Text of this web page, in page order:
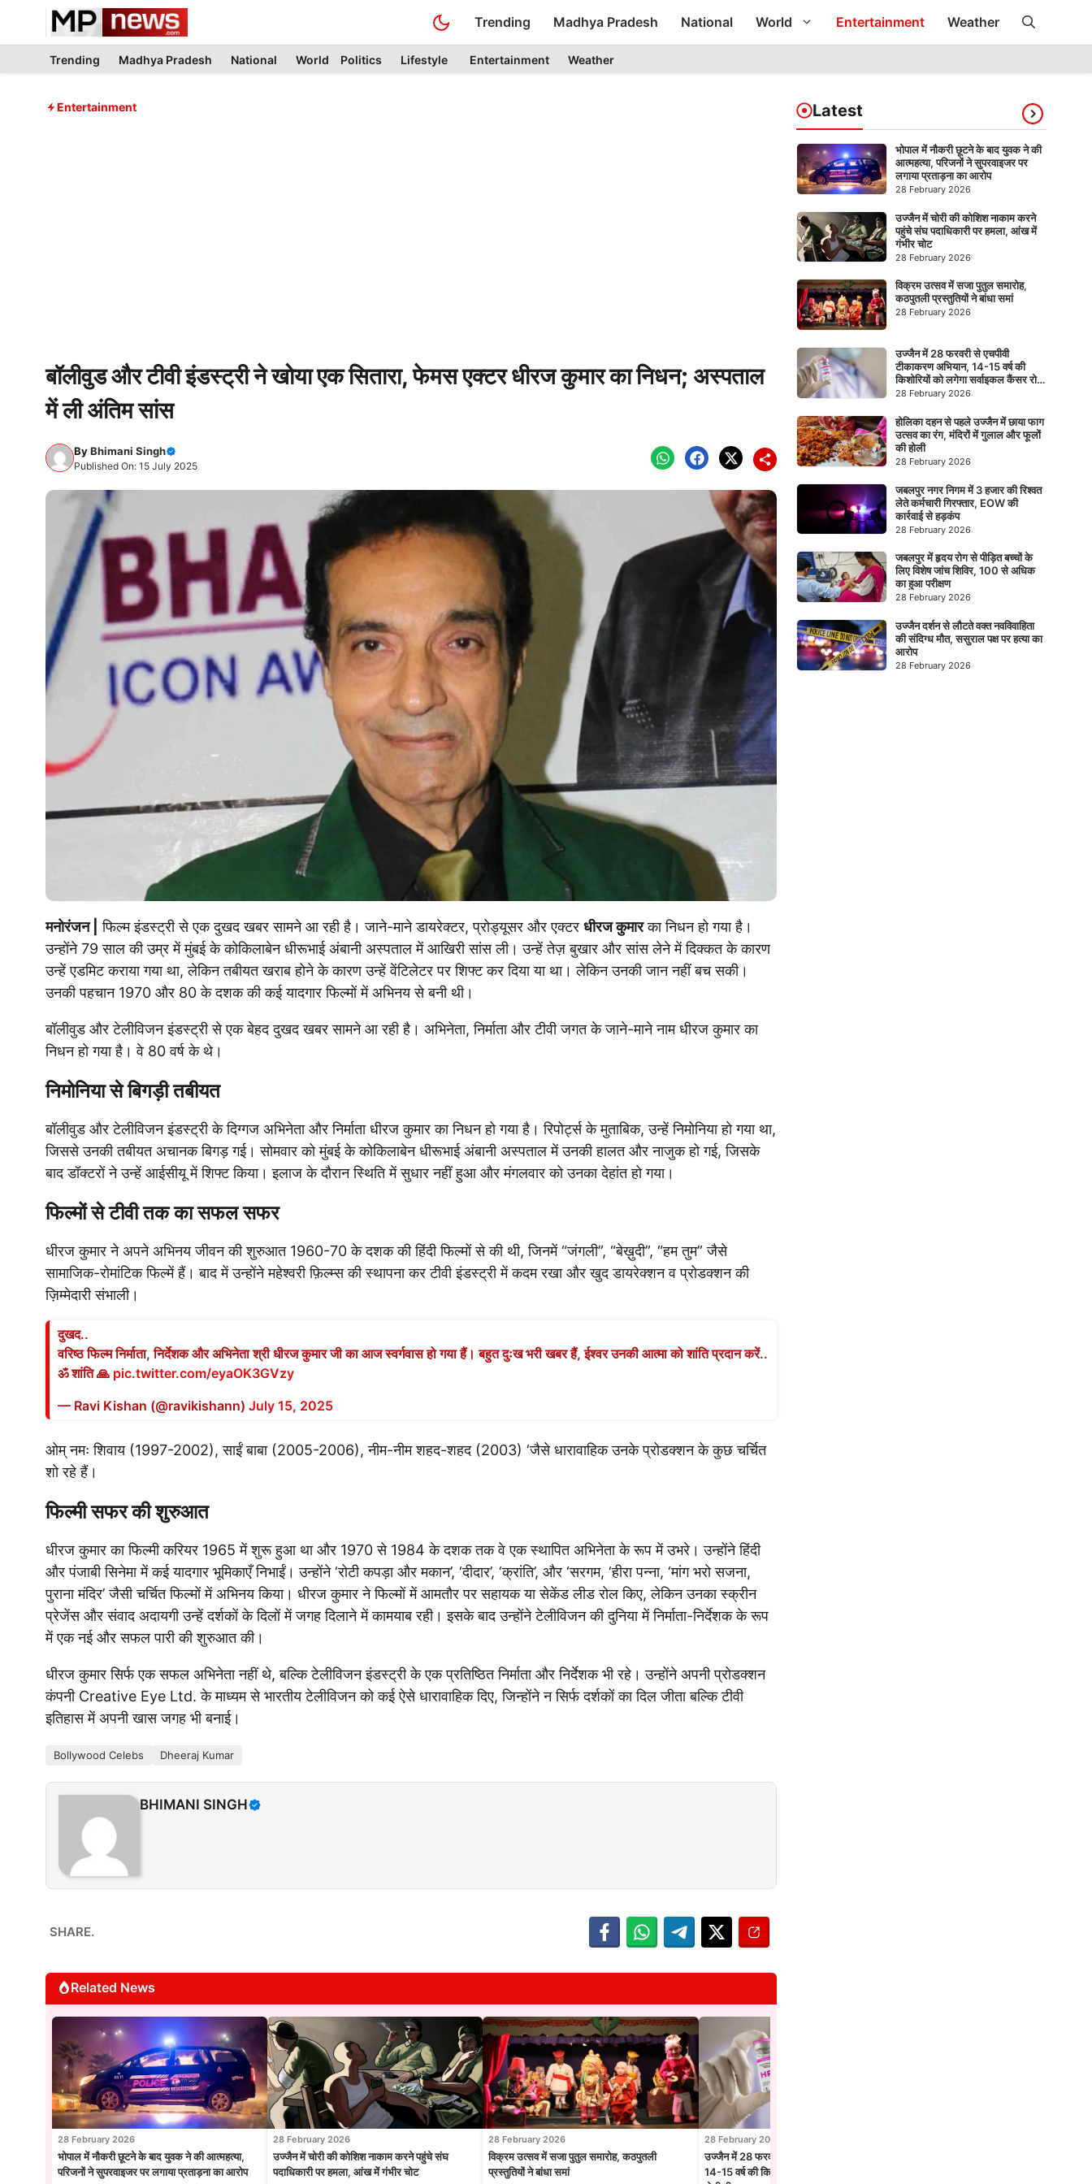
content
Trending Madhya Pradesh National World Entertainment Weather
Trending Madhya Pradesh National World Politics Lifestyle Entertainment Weather
Entertainment
बॉलीवुड और टीवी इंडस्ट्री ने खोया एक सितारा, फेमस एक्टर धीरज कुमार का निधन; अस्पताल
में ली अंतिम सांस
ByBhimani Singh
Published On: 15 July 2025
मनोरंजन | फिल्म इंडस्ट्री से एक दुखद खबर सामने आ रही है। जाने-माने डायरेक्टर, प्रोड्यूसर और एक्टर धीरज कुमारका निधन हो गया है।
उन्होंने 79 साल की उम्र में मुंबई के कोकिलाबेन धीरूभाई अंबानी अस्पताल में आखिरी सांस ली। उन्हें तेज़ बुखार और सांस लेने में दिक्कत के कारण
उन्हें एडमिट कराया गया था, लेकिन तबीयत खराब होने के कारण उन्हें वेंटिलेटर पर शिफ्ट कर दिया या था। लेकिन उनकी जान नहीं बच सकी।
उनकी पहचान 1970 और 80 के दशक की कई यादगार फिल्मों में अभिनय से बनी थी।
बॉलीवुड और टेलीविजन इंडस्ट्री से एक बेहद दुखद खबर सामने आ रही है। अभिनेता, निर्माता और टीवी जगत के जाने-माने नाम धीरज कुमार का
निधन हो गया है। वे 80 वर्ष के थे।
निमोनिया से बिगड़ी तबीयत
बॉलीवुड और टेलीविजन इंडस्ट्री के दिग्गज अभिनेता और निर्माता धीरज कुमार का निधन हो गया है। रिपोर्ट्स के मुताबिक, उन्हें निमोनिया हो गया था,
जिससे उनकी तबीयत अचानक बिगड़ गई। सोमवार को मुंबई के कोकिलाबेन धीरूभाई अंबानी अस्पताल में उनकी हालत और नाजुक हो गई, जिसके
बाद डॉक्टरों ने उन्हें आईसीयू में शिफ्ट किया। इलाज के दौरान स्थिति में सुधार नहीं हुआ और मंगलवार को उनका देहांत हो गया।
फिल्मों से टीवी तक का सफल सफर
धीरज कुमार ने अपने अभिनय जीवन की शुरुआत 1960-70 के दशक की हिंदी फिल्मों से की थी, जिनमें “जंगली”, “बेख़ुदी”, “हम तुम” जैसे
सामाजिक-रोमांटिक फिल्में हैं। बाद में उन्होंने महेश्वरी फ़िल्म्स की स्थापना कर टीवी इंडस्ट्री में कदम रखा और खुद डायरेक्शन व प्रोडक्शन की
ज़िम्मेदारी संभाली।
दुखद..
वरिष्ठ फिल्म निर्माता, निर्देशक और अभिनेता श्री धीरज कुमार जी का आज स्वर्गवास हो गया हैं। बहुत दुःख भरी खबर हैं, ईश्वर उनकी आत्मा को शांति प्रदान करें..
ॐ शांति 🙏 pic.twitter.com/eyaOK3GVzy
— Ravi Kishan (@ravikishann) July 15, 2025
ओम् नमः शिवाय (1997-2002), साईं बाबा (2005-2006), नीम-नीम शहद-शहद (2003) ‘जैसे धारावाहिक उनके प्रोडक्शन के कुछ चर्चित
शो रहे हैं।
फिल्मी सफर की शुरुआत
धीरज कुमार का फिल्मी करियर 1965 में शुरू हुआ था और 1970 से 1984 के दशक तक वे एक स्थापित अभिनेता के रूप में उभरे। उन्होंने हिंदी
और पंजाबी सिनेमा में कई यादगार भूमिकाएँ निभाईं। उन्होंने ‘रोटी कपड़ा और मकान’, ‘दीदार’, ‘क्रांति’, और ‘सरगम, ‘हीरा पन्ना, ‘मांग भरो सजना,
पुराना मंदिर’ जैसी चर्चित फिल्मों में अभिनय किया। धीरज कुमार ने फिल्मों में आमतौर पर सहायक या सेकेंड लीड रोल किए, लेकिन उनका स्क्रीन
प्रेजेंस और संवाद अदायगी उन्हें दर्शकों के दिलों में जगह दिलाने में कामयाब रही। इसके बाद उन्होंने टेलीविजन की दुनिया में निर्माता-निर्देशक के रूप
में एक नई और सफल पारी की शुरुआत की।
धीरज कुमार सिर्फ एक सफल अभिनेता नहीं थे, बल्कि टेलीविजन इंडस्ट्री के एक प्रतिष्ठित निर्माता और निर्देशक भी रहे। उन्होंने अपनी प्रोडक्शन
कंपनी Creative Eye Ltd. के माध्यम से भारतीय टेलीविजन को कई ऐसे धारावाहिक दिए, जिन्होंने न सिर्फ दर्शकों का दिल जीता बल्कि टीवी
इतिहास में अपनी खास जगह भी बनाई।
Bollywood Celebs Dheeraj Kumar
BHIMANI SINGH
SHARE.
Related News
28 February 2026
भोपाल में नौकरी छूटने के बाद युवक ने की आत्महत्या,
परिजनों ने सुपरवाइजर पर लगाया प्रताड़ना का आरोप
28 February 2026
उज्जैन में चोरी की कोशिश नाकाम करने पहुंचे संघ
पदाधिकारी पर हमला, आंख में गंभीर चोट
28 February 2026
विक्रम उत्सव में सजा पुतुल समारोह, कठपुतली
प्रस्तुतियों ने बांधा समां
28 February 2026
उज्जैन में 28 फरवरी से एचपीवी टीकाकरण अभियान,
14-15 वर्ष की किशोरियों को लगेगा सर्वाइकल कैंसर
Latest
भोपाल में नौकरी छूटने के बाद युवक ने की
आत्महत्या, परिजनों ने सुपरवाइजर पर
लगाया प्रताड़ना का आरोप
28 February 2026
उज्जैन में चोरी की कोशिश नाकाम करने
पहुंचे संघ पदाधिकारी पर हमला, आंख में
गंभीर चोट
28 February 2026
विक्रम उत्सव में सजा पुतुल समारोह,
कठपुतली प्रस्तुतियों ने बांधा समां
28 February 2026
उज्जैन में 28 फरवरी से एचपीवी
टीकाकरण अभियान, 14-15 वर्ष की
किशोरियों को लगेगा सर्वाइकल कैंसर रोधी
टीका
28 February 2026
होलिका दहन से पहले उज्जैन में छाया फाग
उत्सव का रंग, मंदिरों में गुलाल और फूलों
की होली
28 February 2026
जबलपुर नगर निगम में 3 हजार की रिश्वत
लेते कर्मचारी गिरफ्तार, EOW की
कार्रवाई से हड़कंप
28 February 2026
जबलपुर में हृदय रोग से पीड़ित बच्चों के
लिए विशेष जांच शिविर, 100 से अधिक
का हुआ परीक्षण
28 February 2026
उज्जैन दर्शन से लौटते वक्त नवविवाहिता
की संदिग्ध मौत, ससुराल पक्ष पर हत्या का
आरोप
28 February 2026